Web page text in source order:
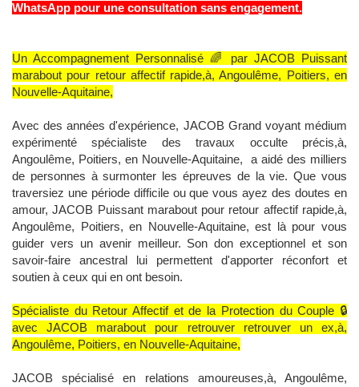
WhatsApp pour une consultation sans engagement.
Un Accompagnement Personnalisé 🌈 par JACOB Puissant
marabout pour retour affectif rapide,à, Angoulême, Poitiers, en
Nouvelle-Aquitaine,
Avec des années d'expérience, JACOB Grand voyant médium
expérimenté spécialiste des travaux occulte précis,à,
Angoulême, Poitiers, en Nouvelle-Aquitaine, a aidé des milliers
de personnes à surmonter les épreuves de la vie. Que vous
traversiez une période difficile ou que vous ayez des doutes en
amour, JACOB Puissant marabout pour retour affectif rapide,à,
Angoulême, Poitiers, en Nouvelle-Aquitaine, est là pour vous
guider vers un avenir meilleur. Son don exceptionnel et son
savoir-faire ancestral lui permettent d'apporter réconfort et
soutien à ceux qui en ont besoin.
Spécialiste du Retour Affectif et de la Protection du Couple 🔒
avec JACOB marabout pour retrouver retrouver un ex,à,
Angoulême, Poitiers, en Nouvelle-Aquitaine,
JACOB spécialisé en relations amoureuses,à, Angoulême,